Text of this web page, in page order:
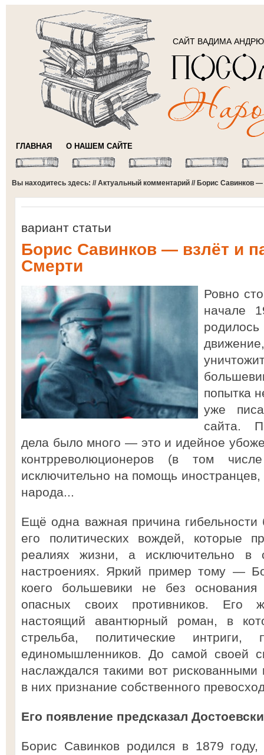
САЙТ ВАДИМА
ГЛАВНАЯ О НАШЕМ САЙТЕ
Вы находитесь здесь: //Актуальный комментарий // Борис Савинков
вариант статьи
Борис Савинков — взлёт и
Смерти
Ровно
начале
попытка
уже
сайта.
дела было много — это и идейное
контрреволюционеров (в том
исключительно на помощь
народа...
Ещё одна важная причина
его политических вождей, которые
реалиях жизни, а исключительно в
настроениях. Яркий пример тому —
коего большевики не без
опасных своих противников. Его
настоящий авантюрный роман, в
стрельба, политические интриги,
единомышленников. До самой своей
наслаждался такими вот
в них признание собственного
Его появление предсказал
Борис Савинков родился в 1879